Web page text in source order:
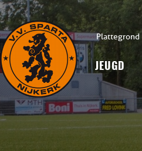
Plattegrond
JEUGD